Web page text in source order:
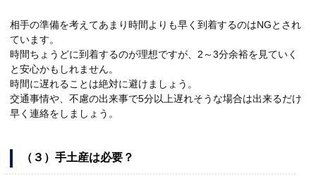
相手の準備を考えてあまり時間よりも早く到着するのはNGとされ
ています。
時間ちょうどに到着するのが理想ですが、2～3分余裕を見ていく
と安心かもしれません。
時間に遅れることは絶対に避けましょう。
交通事情や、不慮の出来事で5分以上遅れそうな場合は出来るだけ
早く連絡をしましょう。
（３）手土産は必要？